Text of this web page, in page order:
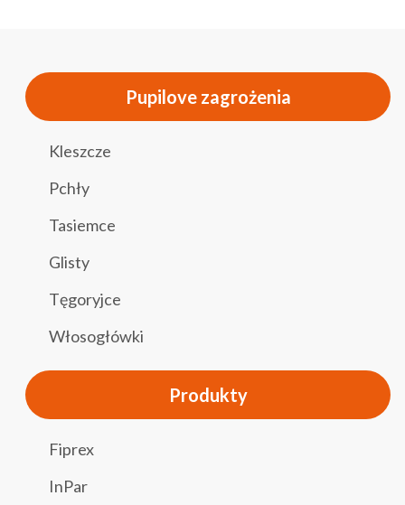
Pupilove zagrożenia
Kleszcze
Pchły
Tasiemce
Glisty
Tęgoryjce
Włosogłówki
Produkty
Fiprex
InPar